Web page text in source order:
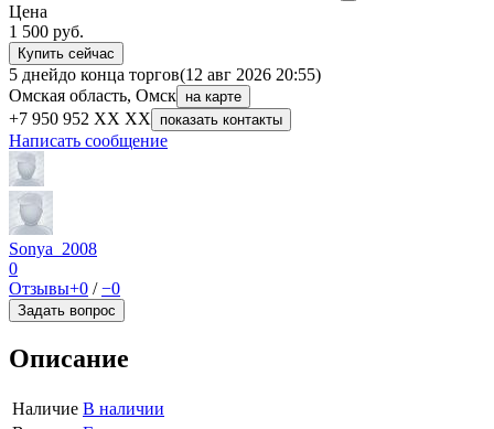
Цена
1 500 руб.
Купить сейчас
5 днейдо конца торгов(12 авг 2026 20:55)
Омская область, Омск на карте
+7 950 952 XX XX показать контакты
Написать сообщение
Sonya_2008
0
Отзывы+0 /−0
Задать вопрос
Описание
Наличие В наличии